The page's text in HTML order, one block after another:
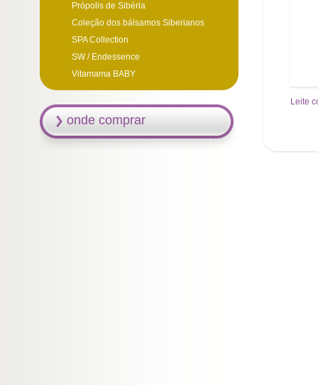
Leite
Própolis de Sibéria
Coleção dos bálsamos Siberianos
SPA Collection
SW / Endessence
Vitamama BABY
onde comprar